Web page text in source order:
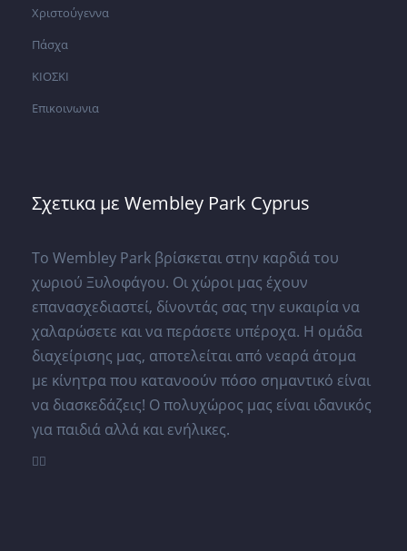
Χριστούγεννα
Πάσχα
ΚΙΟΣΚΙ
Επικοινωνια
Σχετικα με Wembley Park Cyprus
Το Wembley Park βρίσκεται στην καρδιά του
χωριού Ξυλοφάγου. Οι χώροι μας έχουν
επανασχεδιαστεί, δίνοντάς σας την ευκαιρία να
χαλαρώσετε και να περάσετε υπέροχα. Η ομάδα
διαχείρισης μας, αποτελείται από νεαρά άτομα
με κίνητρα που κατανοούν πόσο σημαντικό είναι
να διασκεδάζεις! Ο πολυχώρος μας είναι ιδανικός
για παιδιά αλλά και ενήλικες.